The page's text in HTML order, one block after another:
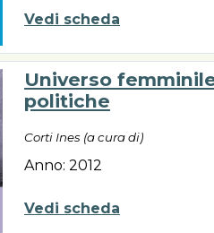
Vedi scheda
Universo
politiche
Corti Ines (a cura di)
Anno: 2012
Vedi scheda